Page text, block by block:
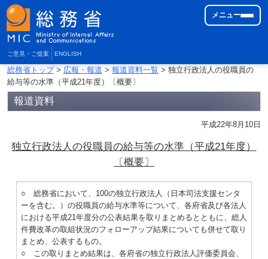
ご意見・ご提案 ENGLISH
メニュー
総務省トップ> 広報・報道 > 報道資料一覧> 独立行政法人の役職員の
給与等の水準（平成21年度）〔概要〕
報道資料
平成22年8月10日
独立行政法人の役職員の給与等の水準（平成21年度）
〔概要〕
○ 総務省において、100の独立行政法人（日本司法支援センタ
ーを含む。）の役職員の給与水準等について、各府省及び各法人
における平成21年度分の公表結果を取りまとめるとともに、総人
件費改革の取組状況のフォローアップ結果についても併せて取り
まとめ、公表するもの。
○ この取りまとめ結果は、各府省の独立行政法人評価委員会、